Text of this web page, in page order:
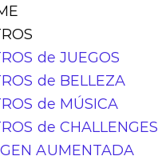
de JUEGOS
de BELLEZA
de MÚSICA
de CHALLENGES
AUMENTADA